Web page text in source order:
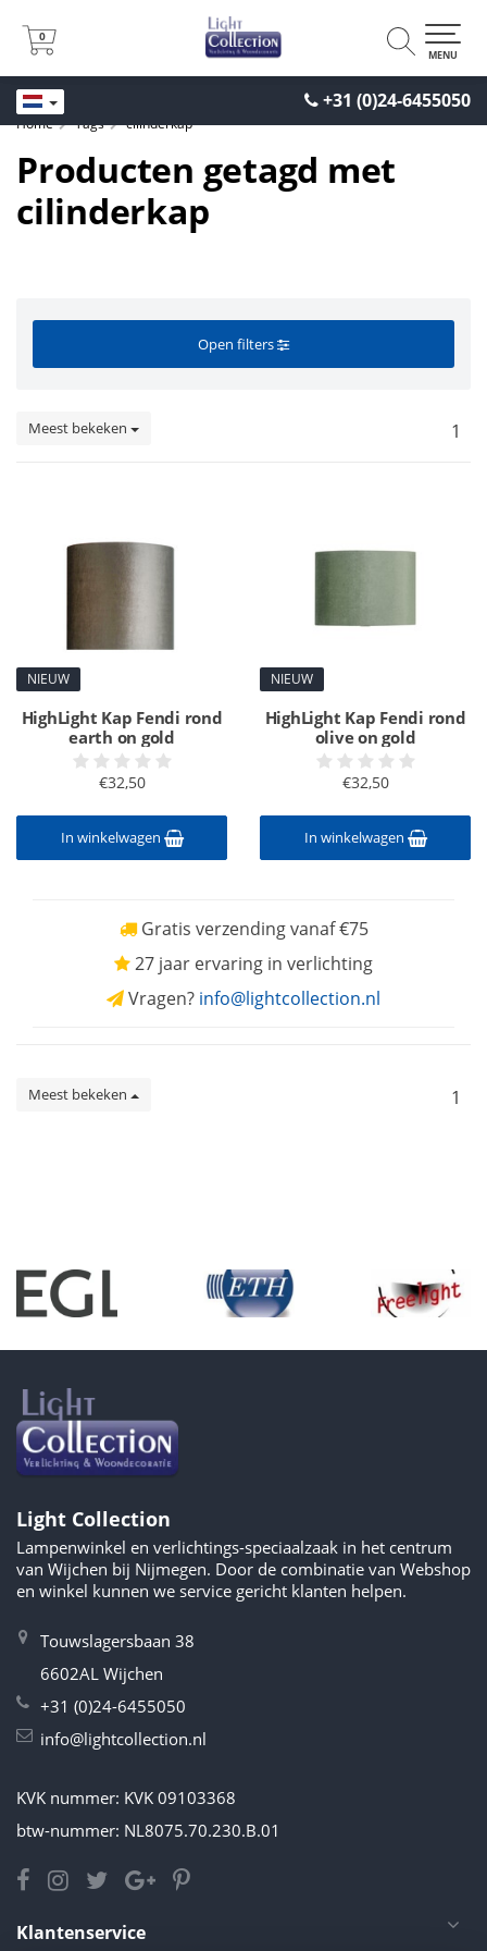
+31 (0)24-6455050
0
0
MENU
Home Tags cilinderkap
Producten getagd met
cilinderkap
Open filters
Meest bekeken 1
NIEUW
HighLight Kap Fendi rond
earth on gold
€32,50
In winkelwagen
NIEUW
HighLight Kap Fendi rond
olive on gold
€32,50
In winkelwagen
Gratis verzending vanaf €75
27 jaar ervaring in verlichting
Vragen? info@lightcollection.nl
Meest bekeken 1
Light Collection
Lampenwinkel en verlichtings-speciaalzaak in het centrum
van Wijchen bij Nijmegen. Door de combinatie van Webshop
en winkel kunnen we service gericht klanten helpen.
Touwslagersbaan 38
6602AL Wijchen
+31 (0)24-6455050
info@lightcollection.nl
KVK nummer: KVK 09103368
btw-nummer: NL8075.70.230.B.01
Klantenservice